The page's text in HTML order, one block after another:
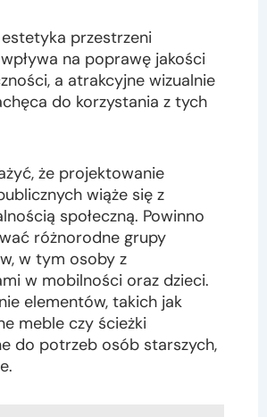
przestrzeni
na poprawę jakości
a atrakcyjne wizualnie
do korzystania z tych
że projektowanie
wiąże się z
społeczną. Powinno
różnorodne grupy
w tym osoby z
w mobilności oraz dzieci.
elementów, takich jak
meble czy ścieżki
do potrzeb osób starszych,